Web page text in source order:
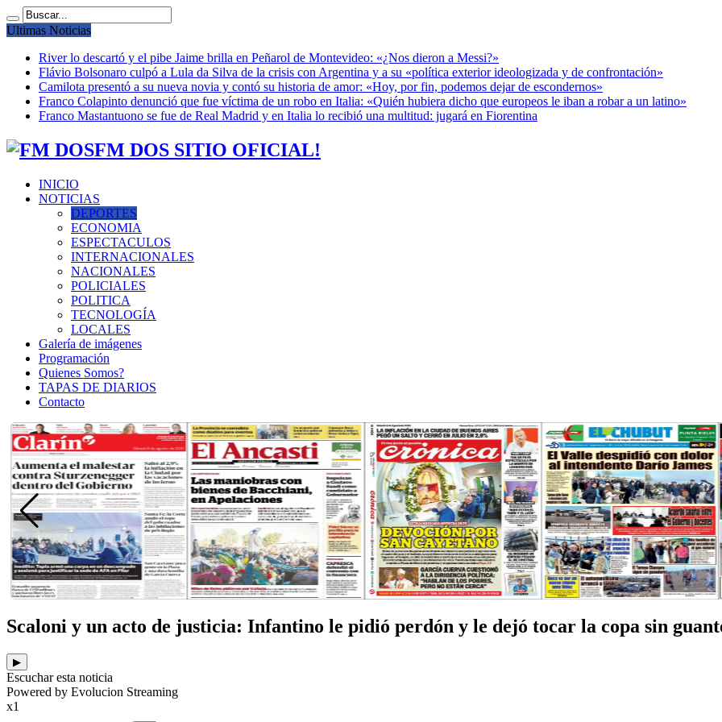
Ultimas Noticias
River lo descartó y el pibe Jaime brilla en Peñarol de Montevideo: «¿Nos dieron a Messi?»
Flávio Bolsonaro culpó a Lula da Silva de la crisis con Argentina y a su «política exterior ideologizada y de confrontación»
Camilota presentó a su nueva novia y contó su historia de amor: «Hoy, por fin, podemos dejar de escondernos»
Franco Colapinto denunció que fue víctima de un robo en Italia: «Quién hubiera dicho que europeos le iban a robar a un latino»
Franco Mastantuono se fue de Real Madrid y en Italia lo recibió una multitud: jugará en Fiorentina
FM DOS SITIO OFICIAL!
INICIO
NOTICIAS
DEPORTES
ECONOMIA
ESPECTACULOS
INTERNACIONALES
NACIONALES
POLICIALES
POLITICA
TECNOLOGÍA
LOCALES
Galería de imágenes
Programación
Quienes Somos?
TAPAS DE DIARIOS
Contacto
Scaloni y un acto de justicia: Infantino le pidió perdón y le dejó tocar la copa sin
▶
Escuchar esta noticia
Powered by Evolucion Streaming
x1